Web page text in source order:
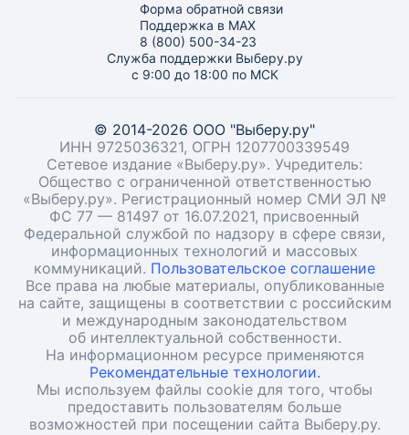
Форма обратной связи
Поддержка в MAX
8 (800) 500-34-23
Служба поддержки Выберу.ру
с 9:00 до 18:00 по МСК
© 2014-2026 ООО "Выберу.ру"
ИНН 9725036321, ОГРН 1207700339549
Сетевое издание «Выберу.ру». Учредитель:
Общество с ограниченной ответственностью
«Выберу.ру». Регистрационный номер СМИ ЭЛ №
ФС 77 — 81497 от 16.07.2021, присвоенный
Федеральной службой по надзору в сфере связи,
информационных технологий и массовых
коммуникаций. Пользовательское соглашение
Все права на любые материалы, опубликованные
на сайте, защищены в соответствии с российским
и международным законодательством
об интеллектуальной собственности.
На информационном ресурсе применяются
Рекомендательные технологии.
Мы используем файлы cookie для того, чтобы
предоставить пользователям больше
возможностей при посещении сайта Выберу.ру.